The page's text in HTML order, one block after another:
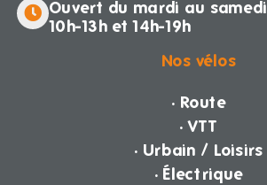
Ouvert du mardi au samedi
10h-13h et 14h-19h
Nos vélos
· Route
· VTT
· Urbain / Loisirs
· Électrique